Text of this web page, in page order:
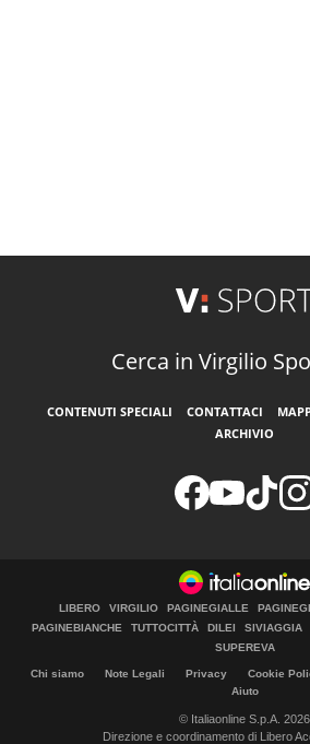
Cerca in Virgilio
CONTENUTI SPECIALI CONTATTACI
ARCHIVIO
LIBERO VIRGILIO PAGINEGIALLE
PAGINEBIANCHE
TUTTOCITTÀ DILEI SIVIAGGIA
SUPEREVA
Chi siamo Note Legali Privacy Cookie
Aiuto
© Italiaonline S.p.A. 2026
Direzione e coordinamento di Libero